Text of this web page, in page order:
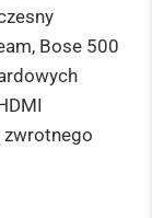
Bose 500
zwrotnego